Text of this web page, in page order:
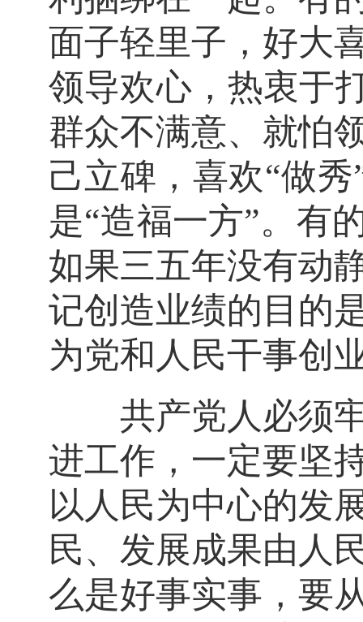
面子轻里子，好大
领导欢心，热衷于
群众不满意、就怕
己立碑，喜欢“做
是“造福一方”。有
如果三五年没有动
记创造业绩的目的
为党和人民干事创
共产党人必须牢
进工作，一定要坚
以人民为中心的发
民、发展成果由人
么是好事实事，要